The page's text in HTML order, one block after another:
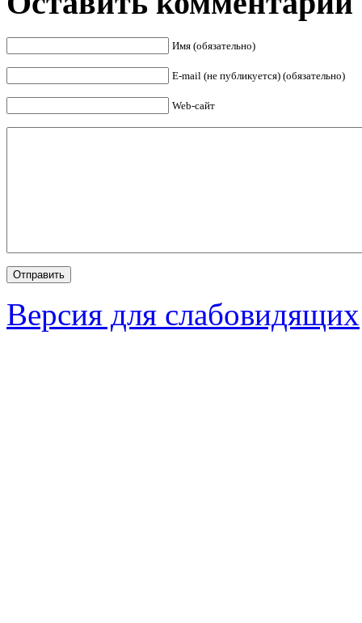
Имя (обязательно)
E-mail (не публикуется) (обязательно)
Web-сайт
Версия для слабовидящих